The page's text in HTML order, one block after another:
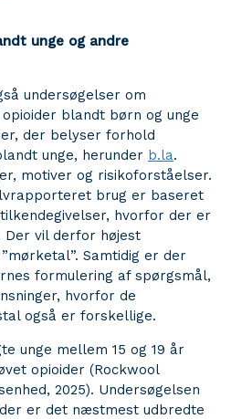
unge og andre
undersøgelser om
blandt børn og unge
der belyser forhold
unge, herunder b.la.
motiver og risikoforståelser.
brug er baseret
hvorfor der er
vil derfor højest
Samtidig er der
formulering af spørgsmål,
hvorfor de
også er forskellige.
unge mellem 15 og 19 år
opioider (Rockwool
2025). Undersøgelsen
er det næstmest udbredte